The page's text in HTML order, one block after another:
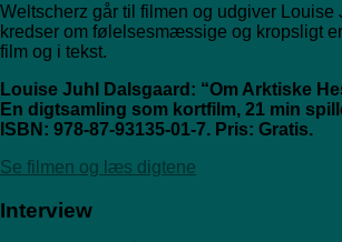
Weltscherz går til filmen og udgiver Louise
kredser om følelsesmæssige og kropsligt
film og i tekst.
Louise Juhl Dalsgaard: “Om Arktiske
En digtsamling som kortfilm, 21 min
ISBN: 978-87-93135-01-7. Pris: Gratis.
Se filmen og læs digtene
Interview